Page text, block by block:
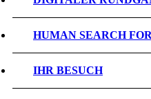
HUMAN SEARCH
IHR BESUCH